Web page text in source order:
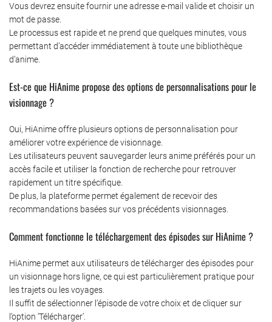
Vous devrez ensuite fournir une adresse e-mail valide et choisir un
mot de passe.
Le processus est rapide et ne prend que quelques minutes, vous
permettant d’accéder immédiatement à toute une bibliothèque
d’anime.
Est-ce que HiAnime propose des options de personnalisations pour le
visionnage ?
Oui, HiAnime offre plusieurs options de personnalisation pour
améliorer votre expérience de visionnage.
Les utilisateurs peuvent sauvegarder leurs anime préférés pour un
accès facile et utiliser la fonction de recherche pour retrouver
rapidement un titre spécifique.
De plus, la plateforme permet également de recevoir des
recommandations basées sur vos précédents visionnages.
Comment fonctionne le téléchargement des épisodes sur HiAnime ?
HiAnime permet aux utilisateurs de télécharger des épisodes pour
un visionnage hors ligne, ce qui est particulièrement pratique pour
les trajets ou les voyages.
Il suffit de sélectionner l’épisode de votre choix et de cliquer sur
l’option ‘Télécharger’.